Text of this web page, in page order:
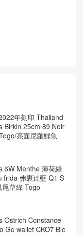
Birkin 25cm 89 Noir
亮面尼羅鱷魚